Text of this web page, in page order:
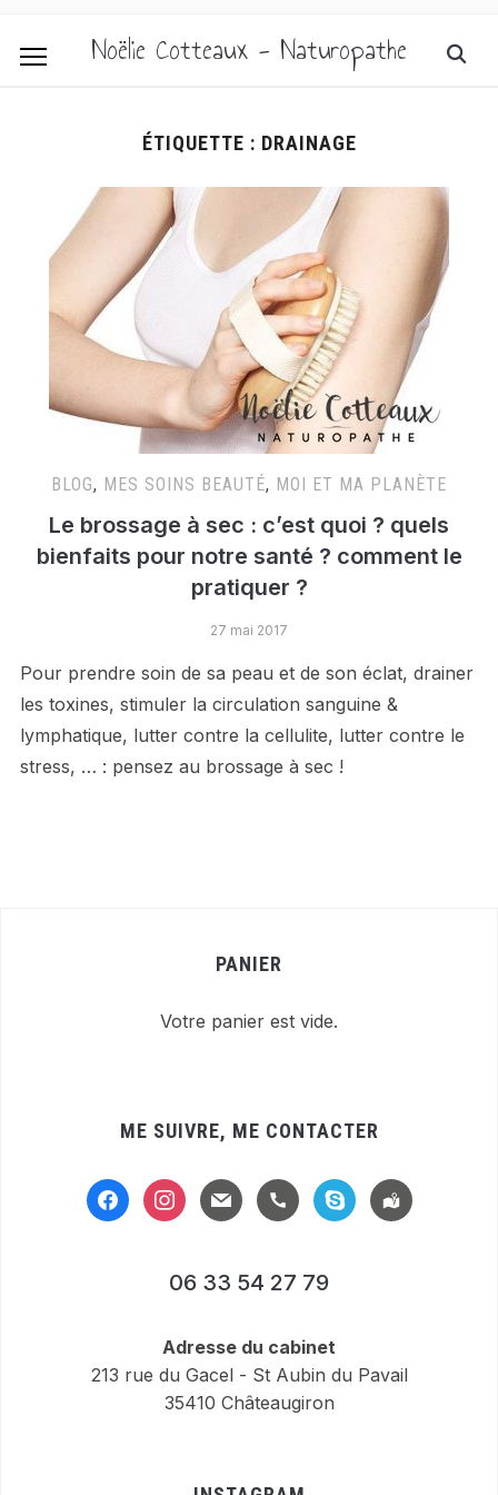
Noëlie Cotteaux - Naturopathe
ÉTIQUETTE : DRAINAGE
BLOG, MES SOINS BEAUTÉ, MOI ET MA PLANÈTE
Le brossage à sec : c’est quoi ? quels
bienfaits pour notre santé ? comment le
pratiquer ?
27 mai 2017
Pour prendre soin de sa peau et de son éclat, drainer
les toxines, stimuler la circulation sanguine &
lymphatique, lutter contre la cellulite, lutter contre le
stress, … : pensez au brossage à sec !
PANIER
Votre panier est vide.
ME SUIVRE, ME CONTACTER
facebookinstagram
mail handsetskype
location-
alt
06 33 54 27 79
Adresse du cabinet
213 rue du Gacel - St Aubin du Pavail
35410 Châteaugiron